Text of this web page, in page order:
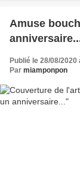
Amuse
Publié le 28/08/2020
Par miamponpon